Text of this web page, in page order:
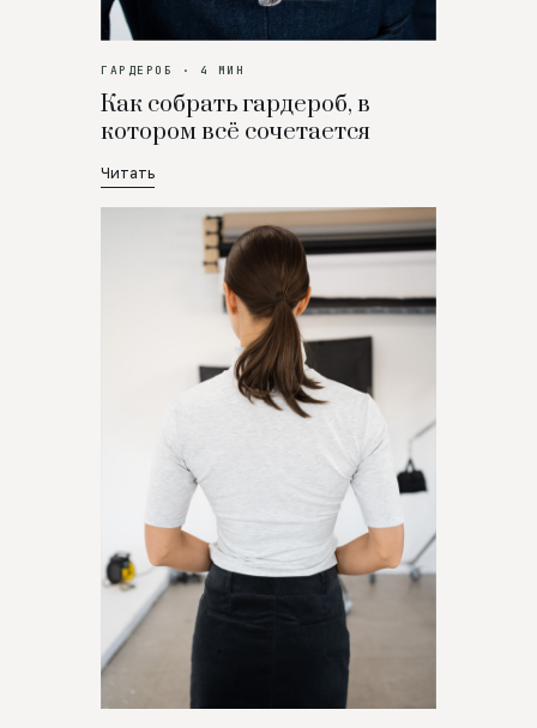
ГАРДЕРОБ · 4 МИН
Как собрать гардероб, в
котором всё сочетается
Читать